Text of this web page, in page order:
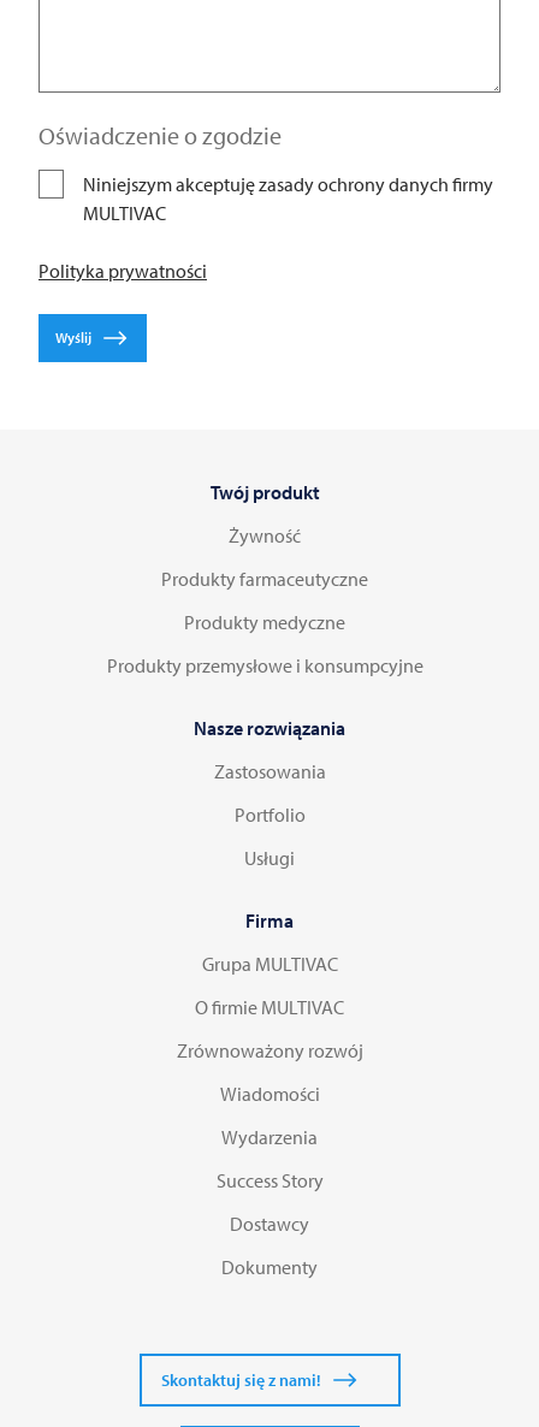
Azerbaijan | Azərbaycan
Belgium | Belgique | België | Belgien
Bosnia and Herzegovina
Croatia | Hrvatska
Danmark | Denmark
Ecuador | República del Ecuador
Medical
Pharma
Industrial
Oświadczenie o zgodzie
Niniejszym akceptuję zasady ochrony danych firmy
MULTIVAC
Polityka prywatności
Wyślij
Twój produkt
Żywność
Produkty farmaceutyczne
Produkty medyczne
Produkty przemysłowe i konsumpcyjne
Nasze rozwiązania
Zastosowania
Portfolio
Usługi
Firma
Grupa MULTIVAC
O firmie MULTIVAC
Zrównoważony rozwój
Wiadomości
Wydarzenia
Success Story
Dostawcy
Dokumenty
Skontaktuj się z nami!